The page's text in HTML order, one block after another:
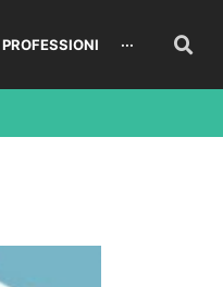
PROFESSIONI ···